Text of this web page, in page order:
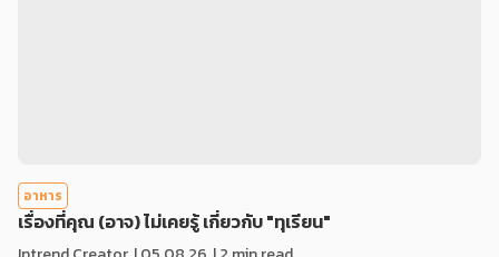
อาหาร
เรื่องที่คุณ (อาจ) ไม่เคยรู้ เกี่ยวกับ "ทุเรียน"